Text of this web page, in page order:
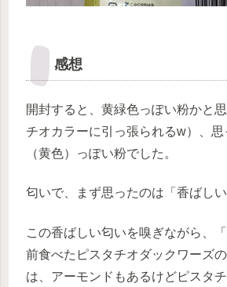
感想
開封すると、黄緑色っぽい粉かと
チオカラーに引っ張られるw）、
（黄色）っぽい粉でした。
匂いで、まず思ったのは「香ばしい
この香ばしい匂いを嗅ぎながら、
前食べたピスタチオダックワーズ
は、アーモンドもあるけどピスタ